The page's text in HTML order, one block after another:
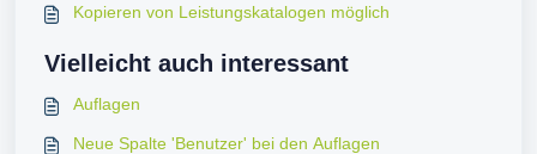
Kopieren von Leistungskatalogen möglich
Vielleicht auch interessant
Auflagen
Neue Spalte 'Benutzer' bei den Auflagen